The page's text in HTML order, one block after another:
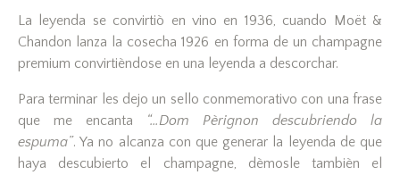
La leyenda se convirtiò en vino en 1936, cuando Moët &
Chandon lanza la cosecha 1926 en forma de un champagne
premium convirtièndose en una leyenda a descorchar.
Para terminar les dejo un sello conmemorativo con una frase
que me encanta
“…Dom Pèrignon descubriendo la
espuma”. Ya no alcanza con que generar la leyenda de que
haya descubierto el champagne, dèmosle tambièn el